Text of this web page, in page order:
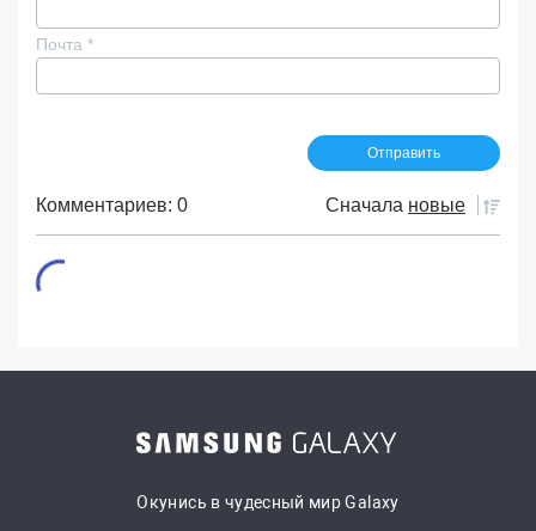
Почта *
Комментариев: 0 Сначала новые
Окунись в чудесный мир Galaxy